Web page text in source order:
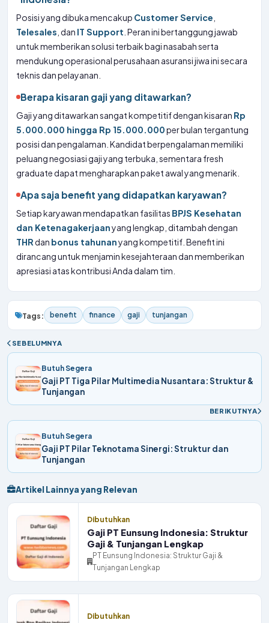
Posisi yang dibuka mencakup Customer Service
Telesales , dan IT Support . Peran ini bertanggung jawab
untuk memberikan solusi terbaik bagi nasabah serta
mendukung operasional perusahaan asuransi jiwa ini secara
teknis dan pelayanan.
Berapa kisaran gaji yang ditawarkan?
Gaji yang ditawarkan sangat kompetitif dengan kisaran Rp
5.000.000 hingga Rp 15.000.000per bulan tergantung
posisi dan pengalaman. Kandidat berpengalaman memiliki
peluang negosiasi gaji yang terbuka, sementara fresh
graduate dapat mengharapkan paket awal yang menarik.
Apa saja benefit yang didapatkan karyawan?
Setiap karyawan mendapatkan fasilitas BPJS Kesehatan
dan Ketenagakerjaanyang lengkap, ditambah dengan
THRdan bonus tahunanyang kompetitif. Benefit ini
dirancang untuk menjamin kesejahteraan dan memberikan
apresiasi atas kontribusi Anda dalam tim.
Tags: benefit finance gaji tunjangan
SEBELUMNYA
Butuh Segera
Gaji PT Tiga Pilar Multimedia Nusantara: Struktur &
Tunjangan
BERIKUTNYA
Butuh Segera
Gaji PT Pilar Teknotama Sinergi: Struktur dan
Tunjangan
Artikel Lainnya yang Relevan
Dibutuhkan
Gaji PT Eunsung Indonesia: Struktur
Gaji & Tunjangan Lengkap
PT Eunsung Indonesia: Struktur Gaji &
Tunjangan Lengkap
Dibutuhkan